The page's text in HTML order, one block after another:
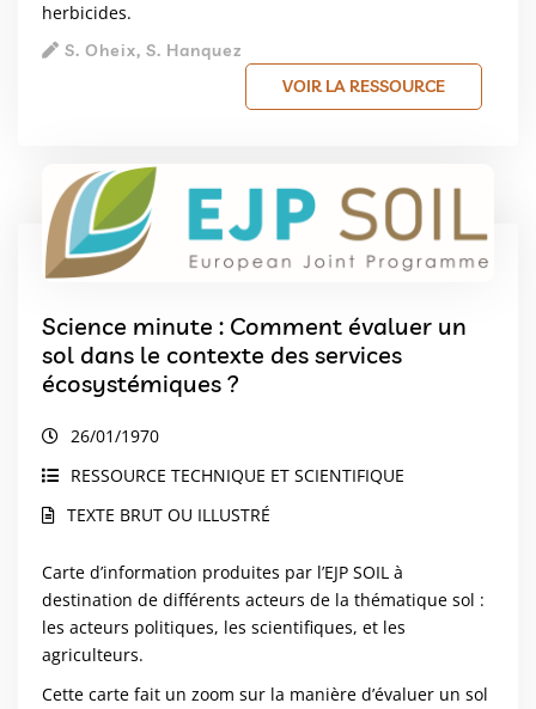
herbicides.
S. Oheix, S. Hanquez
VOIR LA RESSOURCE
Science minute : Comment évaluer un
sol dans le contexte des services
écosystémiques ?
26/01/1970
RESSOURCE TECHNIQUE ET SCIENTIFIQUE
TEXTE BRUT OU ILLUSTRÉ
Carte d’information produites par l’EJP SOIL à
destination de différents acteurs de la thématique sol :
les acteurs politiques, les scientifiques, et les
agriculteurs.
Cette carte fait un zoom sur la manière d’évaluer un sol